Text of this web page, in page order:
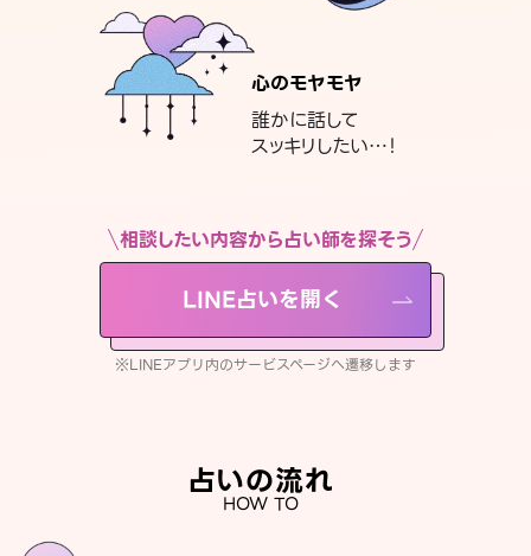
心のモヤモヤ
誰かに話して
スッキリしたい…！
相談したい内容から占い師を探そう
LINE占いを開く
※LINEアプリ内のサービスページへ遷移します
占いの流れ
HOW TO